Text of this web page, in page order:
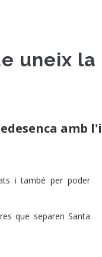
uneix
i també per poder
que separen Santa